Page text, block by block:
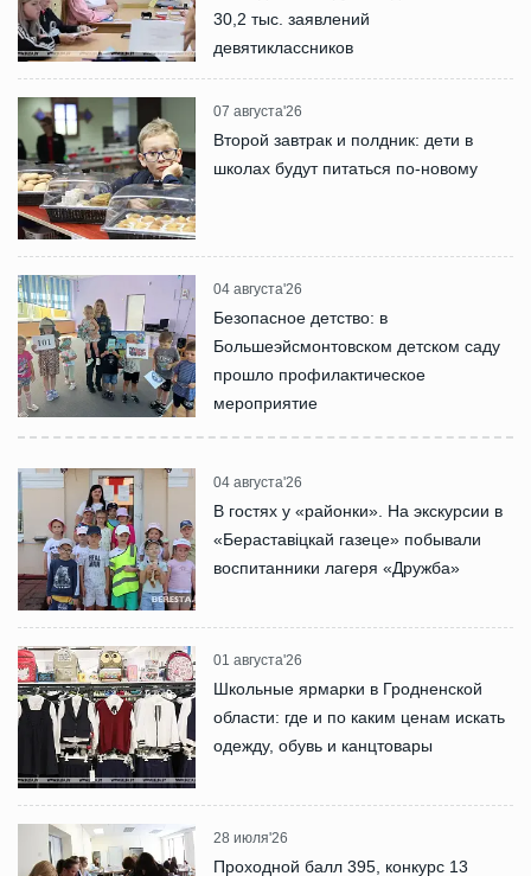
30,2 тыс. заявлений
девятиклассников
07 августа'26
Второй завтрак и полдник: дети в
школах будут питаться по-новому
04 августа'26
Безопасное детство: в
Большеэйсмонтовском детском саду
прошло профилактическое
мероприятие
04 августа'26
В гостях у «районки». На экскурсии в
«Бераставіцкай газеце» побывали
воспитанники лагеря «Дружба»
01 августа'26
Школьные ярмарки в Гродненской
области: где и по каким ценам искать
одежду, обувь и канцтовары
28 июля'26
Проходной балл 395, конкурс 13